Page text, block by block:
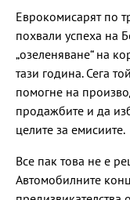
Еврокомисарят по
похвали успеха на
„озеленяване“ на
тази година. Сега
помогне на
продажбите и да
целите за емисиите.
Все пак това не е
Автомобилните